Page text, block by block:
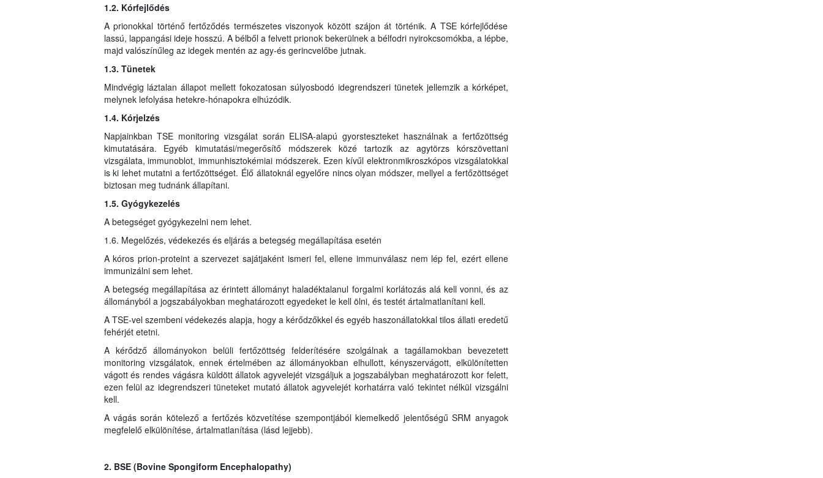
1.2. Kórfejlődés
A prionokkal történő fertőződés természetes viszonyok között szájon át történik. A TSE kórfejlődése
lassú, lappangási ideje hosszú. A bélből a felvett prionok bekerülnek a bélfodri nyirokcsomókba, a lépbe,
majd valószínűleg az idegek mentén az agy-és gerincvelőbe jutnak.
1.3. Tünetek
Mindvégig láztalan állapot mellett fokozatosan súlyosbodó idegrendszeri tünetek jellemzik a kórképet,
melynek lefolyása hetekre-hónapokra elhúzódik.
1.4. Kórjelzés
Napjainkban TSE monitoring vizsgálat során ELISA-alapú gyorsteszteket használnak a fertőzöttség
kimutatására. Egyéb kimutatási/megerősítő módszerek közé tartozik az agytörzs kórszövettani
vizsgálata, immunoblot, immunhisztokémiai módszerek. Ezen kívűl elektronmikroszkópos vizsgálatokkal
is ki lehet mutatni a fertőzöttséget. Élő állatoknál egyelőre nincs olyan módszer, mellyel a fertőzöttséget
biztosan meg tudnánk állapítani.
1.5. Gyógykezelés
A betegséget gyógykezelni nem lehet.
1.6. Megelőzés, védekezés és eljárás a betegség megállapítása esetén
A kóros prion-proteint a szervezet sajátjaként ismeri fel, ellene immunválasz nem lép fel, ezért ellene
immunizálni sem lehet.
A betegség megállapítása az érintett állományt haladéktalanul forgalmi korlátozás alá kell vonni, és az
állományból a jogszabályokban meghatározott egyedeket le kell ölni, és testét ártalmatlanítani kell.
A TSE-vel szembeni védekezés alapja, hogy a kérődzőkkel és egyéb haszonállatokkal tilos állati eredetű
fehérjét etetni.
A kérődző állományokon belüli fertőzöttség felderítésére szolgálnak a tagállamokban bevezetett
monitoring vizsgálatok, ennek értelmében az állományokban elhullott, kényszervágott, elkülönítetten
vágott és rendes vágásra küldött állatok agyvelejét vizsgáljuk a jogszabályban meghatározott kor felett,
ezen felül az idegrendszeri tüneteket mutató állatok agyvelejét korhatárra való tekintet nélkül vizsgálni
kell.
A vágás során kötelező a fertőzés közvetítése szempontjából kiemelkedő jelentőségű SRM anyagok
megfelelő elkülönítése, ártalmatlanítása (lásd lejjebb).
2. BSE (Bovine Spongiform Encephalopathy)